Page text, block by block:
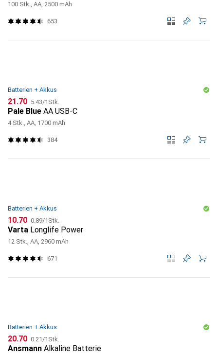
100 Stk., AA, 2500 mAh
653
Batterien + Akkus
CHF
21.70 CHF
5.43/1Stk.
Pale Blue AA USB-C
4 Stk., AA, 1700 mAh
384
Batterien + Akkus
CHF
10.70 CHF
0.89/1Stk.
Varta Longlife Power
12 Stk., AA, 2960 mAh
671
Batterien + Akkus
CHF
20.70 CHF
0.21/1Stk.
Ansmann Alkaline Batterie